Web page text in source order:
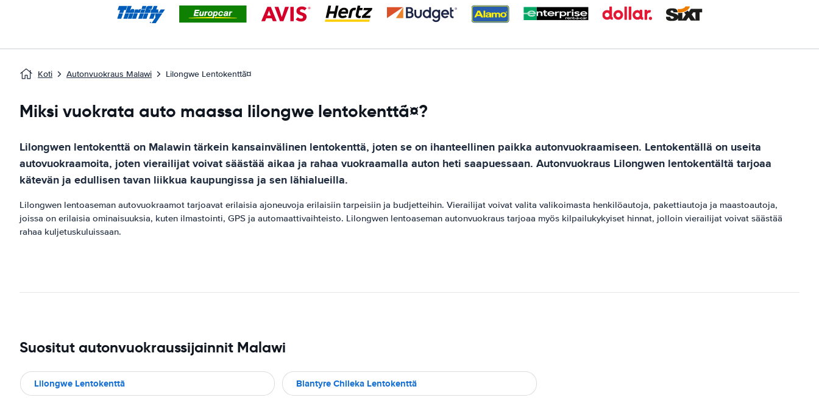
Koti Autonvuokraus Malawi Lilongwe Lentokenttã¤
Miksi vuokrata auto maassa lilongwe lentokenttã¤?
Lilongwen lentokenttä on Malawin tärkein kansainvälinen lentokenttä, joten se on ihanteellinen paikka autonvuokraamiseen. Lentokentällä on useita
autovuokraamoita, joten vierailijat voivat säästää aikaa ja rahaa vuokraamalla auton heti saapuessaan. Autonvuokraus Lilongwen lentokentältä tarjoaa
kätevän ja edullisen tavan liikkua kaupungissa ja sen lähialueilla.
Lilongwen lentoaseman autovuokraamot tarjoavat erilaisia ​​ajoneuvoja erilaisiin tarpeisiin ja budjetteihin. Vierailijat voivat valita valikoimasta henkilöautoja, pakettiautoja ja maastoautoja,
joissa on erilaisia ​​ominaisuuksia, kuten ilmastointi, GPS ja automaattivaihteisto. Lilongwen lentoaseman autonvuokraus tarjoaa myös kilpailukykyiset hinnat, jolloin vierailijat voivat säästää
rahaa kuljetuskuluissaan.
Suositut autonvuokraussijainnit Malawi
Lilongwe Lentokenttã Blantyre Chileka Lentokenttä